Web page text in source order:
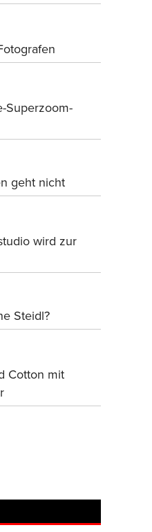
Superzoom-
geht nicht
wird zur
Steidl?
Cotton mit